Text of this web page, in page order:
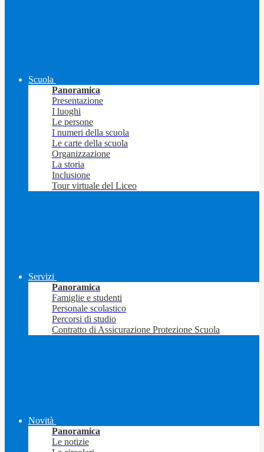
Scuola
Panoramica
Presentazione
I luoghi
Le persone
I numeri della scuola
Le carte della scuola
Organizzazione
La storia
Inclusione
Tour virtuale del Liceo
Servizi
Panoramica
Famiglie e studenti
Personale scolastico
Percorsi di studio
Contratto di Assicurazione Protezione Scuola
Novità
Panoramica
Le notizie